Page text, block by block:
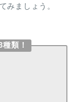
みましょう。
類！